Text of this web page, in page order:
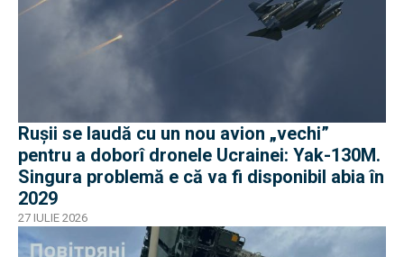
Rușii se laudă cu un nou avion „vechi”
pentru a doborî dronele Ucrainei: Yak-130M.
Singura problemă e că va fi disponibil abia în
2029
27 IULIE 2026